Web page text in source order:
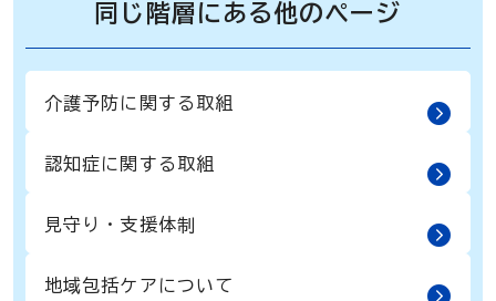
同じ階層にある他のページ
介護予防に関する取組
認知症に関する取組
見守り・支援体制
地域包括ケアについて